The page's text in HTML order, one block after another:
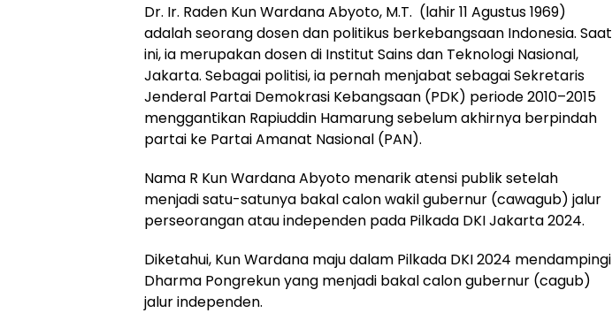
Dr. Ir. Raden Kun Wardana Abyoto, M.T. (lahir 11 Agustus 1969)
adalah seorang dosen dan politikus berkebangsaan Indonesia. Saat
ini, ia merupakan dosen di Institut Sains dan Teknologi Nasional,
Jakarta. Sebagai politisi, ia pernah menjabat sebagai Sekretaris
Jenderal Partai Demokrasi Kebangsaan (PDK) periode 2010–2015
menggantikan Rapiuddin Hamarung sebelum akhirnya berpindah
partai ke Partai Amanat Nasional (PAN).
Nama R Kun Wardana Abyoto menarik atensi publik setelah
menjadi satu-satunya bakal calon wakil gubernur (cawagub) jalur
perseorangan atau independen pada Pilkada DKI Jakarta 2024.
Diketahui, Kun Wardana maju dalam Pilkada DKI 2024 mendampingi
Dharma Pongrekun yang menjadi bakal calon gubernur (cagub)
jalur independen.